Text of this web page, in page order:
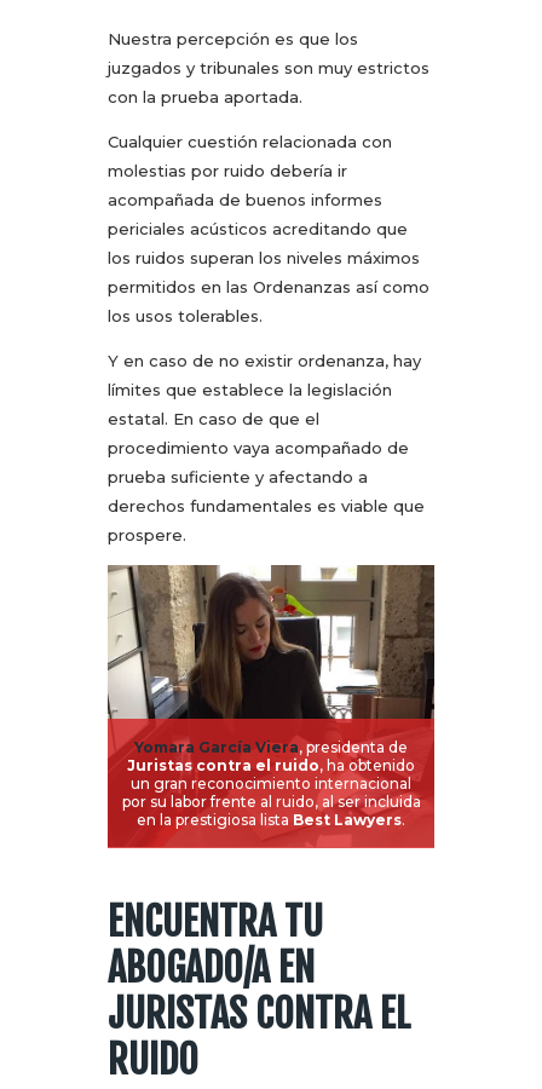
Nuestra percepción es que los
juzgados y tribunales son muy estrictos
con la prueba aportada.
Cualquier cuestión relacionada con
molestias por ruido debería ir
acompañada de buenos informes
periciales acústicos acreditando que
los ruidos superan los niveles máximos
permitidos en las Ordenanzas así como
los usos tolerables.
Y en caso de no existir ordenanza, hay
límites que establece la legislación
estatal. En caso de que el
procedimiento vaya acompañado de
prueba suficiente y afectando a
derechos fundamentales es viable que
prospere.
Yomara García Viera, presidenta de
Juristas contra el ruido, ha obtenido
un gran reconocimiento internacional
por su labor frente al ruido, al ser incluida
en la prestigiosa lista Best Lawyers.
ENCUENTRA TU
ABOGADO/A EN
JURISTAS CONTRA EL
RUIDO